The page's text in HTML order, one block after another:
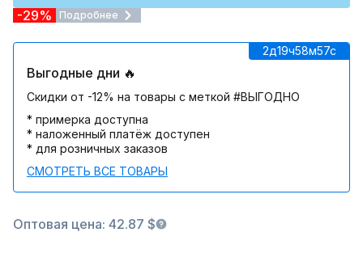
-29% Подробнее
2д19ч58м57c
Выгодные дни 🔥
Скидки от -12% на товары с меткой #ВЫГОДНО
* примерка доступна
* наложенный платёж доступен
* для розничных заказов
СМОТРЕТЬ ВСЕ ТОВАРЫ
Оптовая цена: 42.87 $